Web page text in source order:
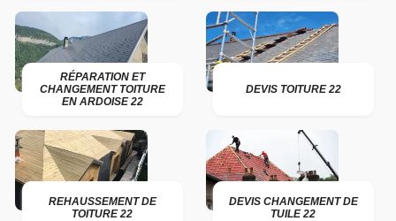
RÉPARATION ET
CHANGEMENT TOITURE
EN ARDOISE 22
DEVIS TOITURE 22
REHAUSSEMENT DE
TOITURE 22
DEVIS CHANGEMENT DE
TUILE 22